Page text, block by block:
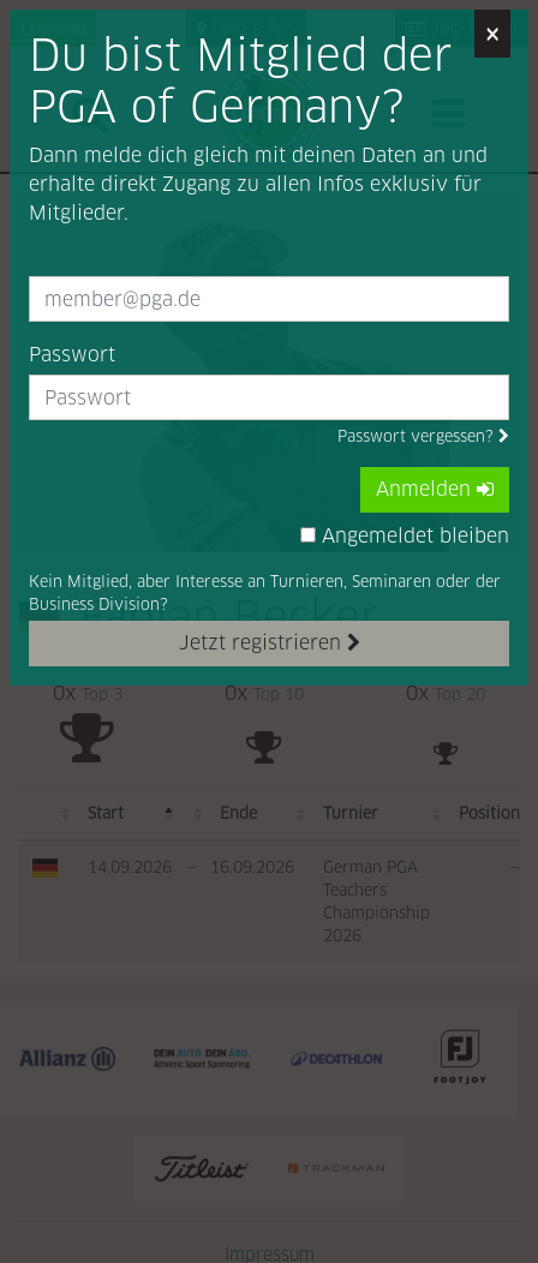
Job-Portal
Fabian Becker
0xTop 3 0xTop 10 0xTop 20
Start Ende Turnier Position
14.09.2026 — 16.09.2026
German PGA
Teachers
Championship
2026
—
×
Du bist Mitglied der
PGA of Germany?
Dann melde dich gleich mit deinen Daten an und
erhalte direkt Zugang zu allen Infos exklusiv für
Mitglieder.
Passwort
Passwort vergessen?
Jetzt registrieren
Kein Mitglied, aber Interesse an Turnieren, Seminaren oder der
Business Division?
Anmelden
Angemeldet bleiben
Impressum